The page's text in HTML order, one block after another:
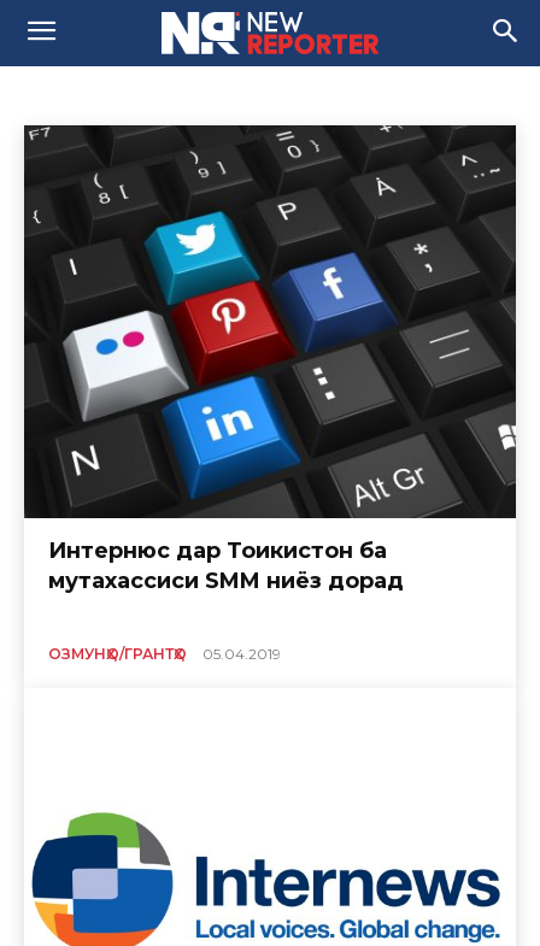
ОЗМУНҲО/ГРАНТҲО
Интернюс дар Тоҷикистон ба
мутахассиси SMM ниёз дорад
ОЗМУНҲО/ГРАНТҲО 05.04.2019